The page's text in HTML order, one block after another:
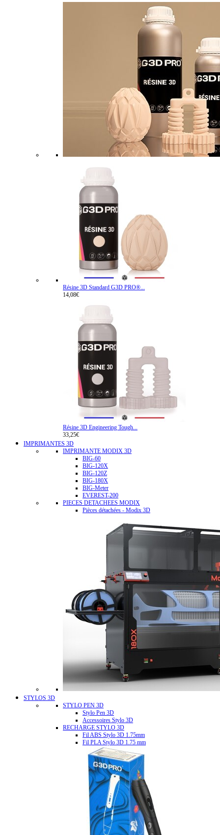
Résine 3D Standard G3D PRO®...
14,08€
Résine 3D Engineering Tough...
33,25€
IMPRIMANTES 3D
IMPRIMANTE MODIX 3D
BIG-60
BIG-120X
BIG-120Z
BIG-180X
BIG-Meter
EVEREST-200
PIECES DETACHEES MODIX
Pièces détachées - Modix 3D
STYLOS 3D
STYLO PEN 3D
Stylo Pen 3D
Accessoires Stylo 3D
RECHARGE STYLO 3D
Fil ABS Stylo 3D 1.75mm
Fil PLA Stylo 3D 1.75 mm